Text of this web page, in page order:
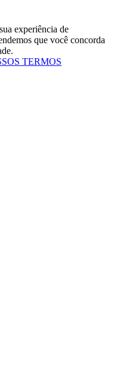
experiência de
que você concorda
TERMOS